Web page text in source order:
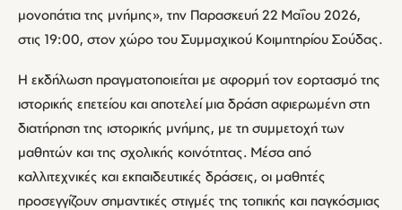
μονοπάτια της μνήμης», την Παρασκευή 22 Μαΐου 2026,
στις 19:00, στον χώρο του Συμμαχικού Κοιμητηρίου Σούδας.
Η εκδήλωση πραγματοποιείται με αφορμή τον εορτασμό της
ιστορικής επετείου και αποτελεί μια δράση αφιερωμένη στη
διατήρηση της ιστορικής μνήμης, με τη συμμετοχή των
μαθητών και της σχολικής κοινότητας. Μέσα από
καλλιτεχνικές και εκπαιδευτικές δράσεις, οι μαθητές
προσεγγίζουν σημαντικές στιγμές της τοπικής και παγκόσμιας